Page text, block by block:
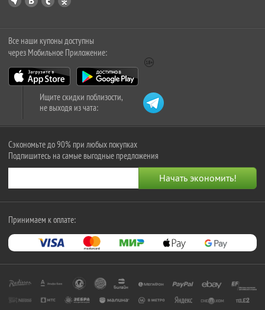
Все наши купоны доступны
через Мобильное Приложение:
Ищите скидки поблизости,
не выходя из чата:
Сэкономьте до 90% при любых покупках
Подпишитесь на самые выгодные предложения
Принимаем к оплате: